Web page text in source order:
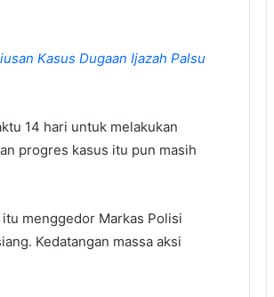
Kasus Dugaan Ijazah Palsu
14 hari untuk melakukan
progres kasus itu pun masih
itu menggedor Markas Polisi
Kedatangan massa aksi